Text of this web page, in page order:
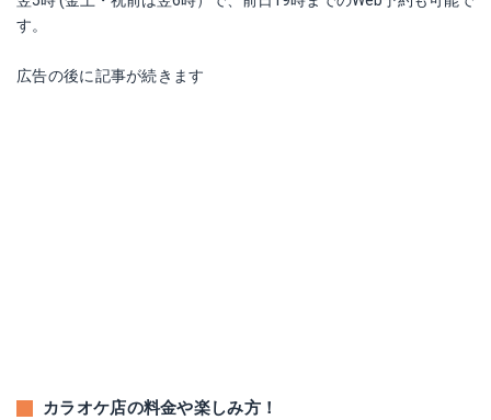
す。
広告の後に記事が続きます
カラオケ店の料金や楽しみ方！